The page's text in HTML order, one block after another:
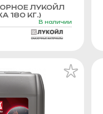
ЛУКОЙЛ
180 КГ.)
В наличии